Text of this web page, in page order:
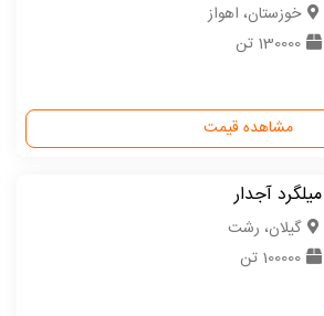
خوزستان، اهواز
130000 تن
مشاهده قیمت
میلگرد آجدار
گیلان، رشت
100000 تن